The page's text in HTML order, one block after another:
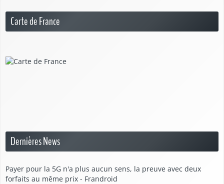
Carte de France
Dernières News
Payer pour la 5G n'a plus aucun sens, la preuve avec deux
forfaits au même prix - Frandroid